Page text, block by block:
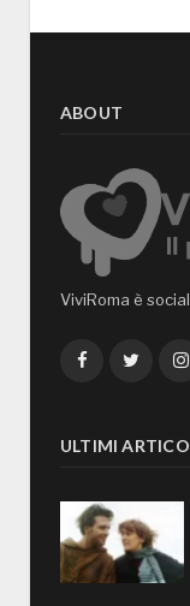
ABOUT
ViviRoma è
FacebookTwitter
ULTIMI